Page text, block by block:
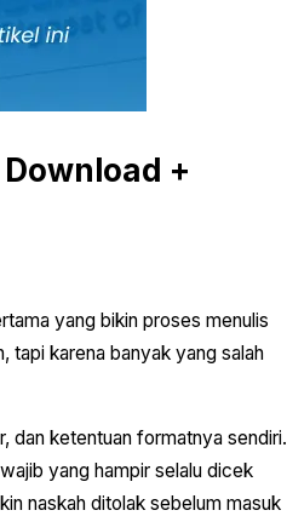
+
yang bikin proses menulis
tapi karena banyak yang salah
dan ketentuan formatnya sendiri.
yang hampir selalu dicek
naskah ditolak sebelum masuk